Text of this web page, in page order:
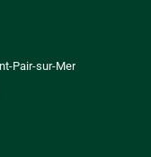
Pair-sur-Mer